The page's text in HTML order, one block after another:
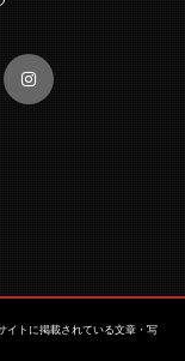
イトに掲載されている文章・写